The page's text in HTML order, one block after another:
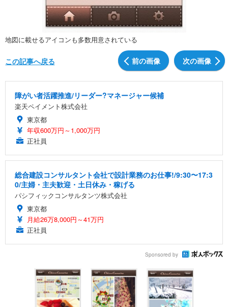
地図に載せるアイコンも多数用意されている
前の画像 次の画像
この記事へ戻る
障がい者活躍推進/リーダー?マネージャー候補
楽天ペイメント株式会社
東京都
年収600万円～1,000万円
正社員
総合建設コンサルタント会社で設計業務のお仕事!/9:30〜17:3
0/主婦・主夫歓迎・土日休み・稼げる
パシフィックコンサルタンツ株式会社
東京都
月給26万8,000円～41万円
正社員
Sponsored by